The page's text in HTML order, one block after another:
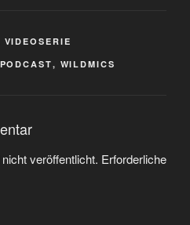
VIDEOSERIE
PODCAST, WILDMICS
veröffentlicht. Erforderliche